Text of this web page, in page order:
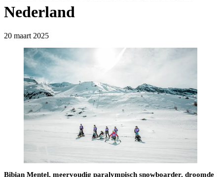
Nederland
20 maart 2025
Bibian Mentel, meervoudig paralympisch snowboarder, droomde